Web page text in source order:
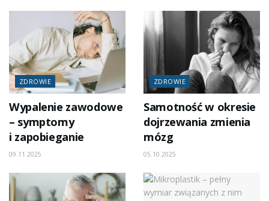
ZDROWIE
Wypalenie zawodowe
– symptomy
i zapobieganie
09.11.2025
ZDROWIE
Samotność w okresie
dojrzewania zmienia
mózg
05.10.2025